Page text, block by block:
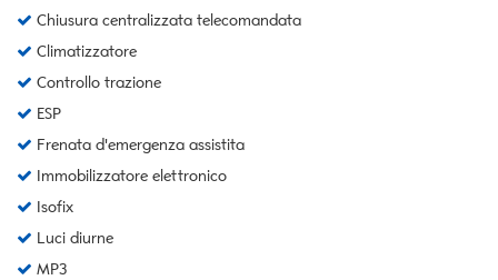
Chiusura centralizzata telecomandata
Climatizzatore
Controllo trazione
ESP
Frenata d'emergenza assistita
Immobilizzatore elettronico
Isofix
Luci diurne
MP3